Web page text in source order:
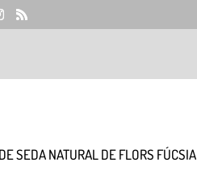
SEDA NATURAL DE FLORS FÚCSIA